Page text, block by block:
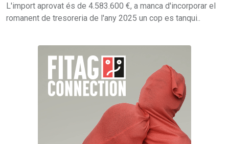
L'import aprovat és de 4.583.600 €, a manca d'incorporar el
romanent de tresoreria de l'any 2025 un cop es tanqui..